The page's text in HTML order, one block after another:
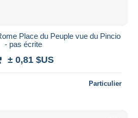
Place du Peuple vue du Pincio
- pas écrite
± 0,81 $US
Particulier